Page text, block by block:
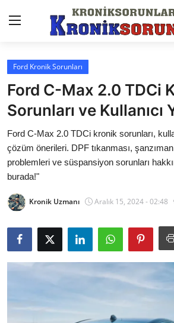
Anasayfa
Markalar
İletişim
Trafik & Cezalar
Sigorta & Kasko
Vergi & ÖTV & MTV
Muayene & Ruhsat
Sorgulamalar
Bakım & Arıza Çözümleri
Ford Kronik Sorunları
Ford C-Max 2.0 TDCi
Sorunları ve Kullanıcı
Ford C-Max 2.0 TDCi kronik sorunları,
çözüm önerileri. DPF tıkanması,
problemleri ve süspansiyon sorunları
burada!"
Kronik Uzmanı Aralık 15, 2024 - 02:48